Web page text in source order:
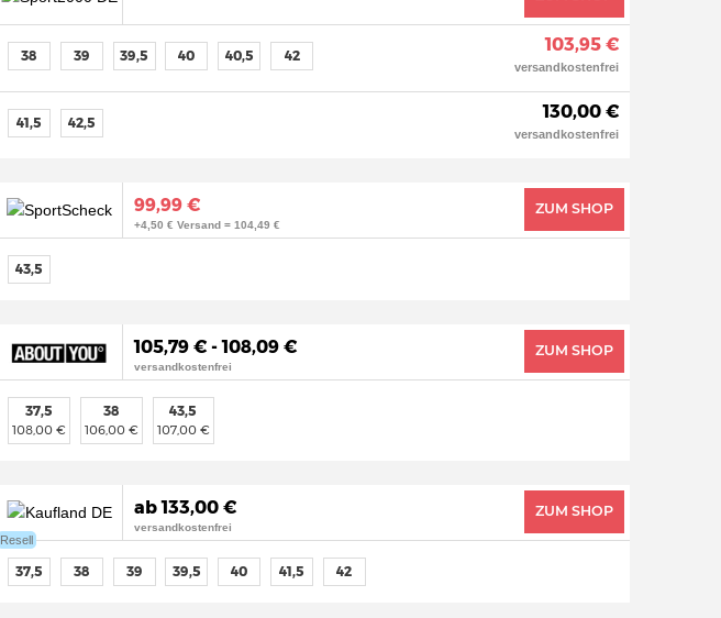
38 39 39,5 40 40,5 42
103,95 €
versandkostenfrei
41,5 42,5
130,00 €
versandkostenfrei
99,99 €
+4,50 € Versand = 104,49 €
ZUM SHOP
43,5
105,79 € - 108,09 €
versandkostenfrei
ZUM SHOP
37,5
108,00 €
38
106,00 €
43,5
107,00 €
Resell
ab 133,00 €
versandkostenfrei
ZUM SHOP
37,5 38 39 39,5 40 41,5 42